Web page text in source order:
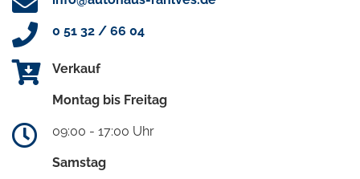
0 51 32 / 66 04
Verkauf
Montag bis Freitag
09:00 - 17:00 Uhr
Samstag